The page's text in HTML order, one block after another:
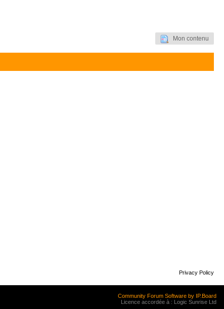
Mon contenu
Privacy Policy
Community Forum Software by IP.Board
Licence accordée à : Logic Sunrise Ltd